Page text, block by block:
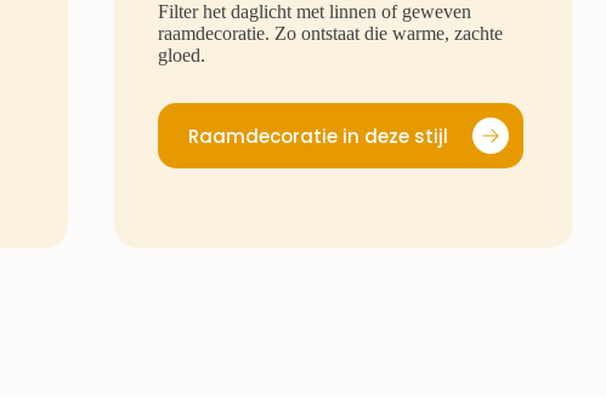
Filter het daglicht met linnen of geweven
raamdecoratie. Zo ontstaat die warme, zachte
gloed.
Raamdecoratie in deze stijl